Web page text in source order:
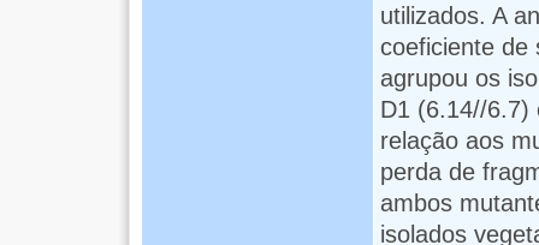
utilizados. A
coeficiente de
agrupou os
D1 (6.14//6.7)
relação aos
perda de
ambos
isolados